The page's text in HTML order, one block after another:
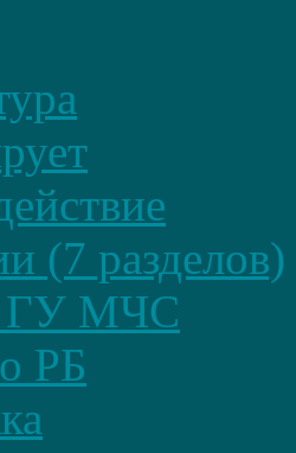
(7 разделов)
ГУ МЧС
РБ